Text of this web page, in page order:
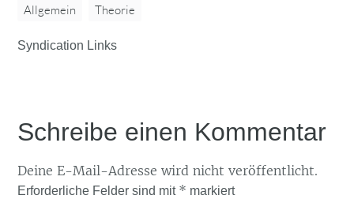
Allgemein Theorie
Syndication Links
Schreibe einen Kommentar
Deine E-Mail-Adresse wird nicht veröffentlicht.
Erforderliche Felder sind mit * markiert